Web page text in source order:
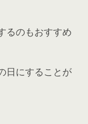
るのもおすすめ
日にすることが